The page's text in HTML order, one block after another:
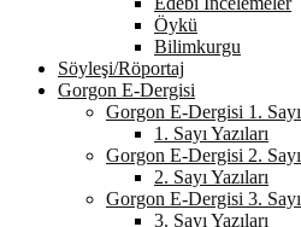
Öykü
Bilimkurgu
Söyleşi/Röportaj
Gorgon E-Dergisi
Gorgon E-Dergisi 1. Sayı
1. Sayı Yazıları
Gorgon E-Dergisi 2. Sayı
2. Sayı Yazıları
Gorgon E-Dergisi 3. Sayı
3. Sayı Yazıları